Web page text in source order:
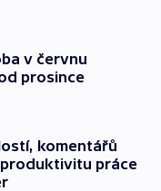
v červnu
prosince
komentářů
práce